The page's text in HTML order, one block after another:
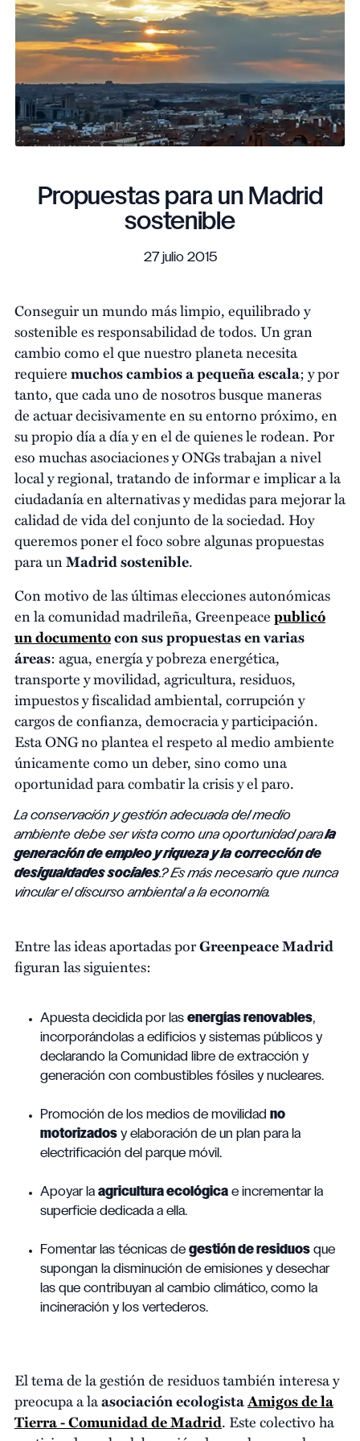
Propuestas para un Madrid
sostenible
27 julio 2015
Conseguir un mundo más limpio, equilibrado y
sostenible esresponsabilidad de todos. Un gran
cambio como el que nuestro planeta necesita
requieremuchos cambios a pequeña escala; y por
tanto, que cada uno de nosotros busque maneras
de actuar decisivamente en su entorno próximo, en
su propio día a día y en el de quienes le rodean. Por
eso muchas asociaciones y ONGs trabajan a nivel
local y regional, tratando de informar e implicar a la
ciudadanía en alternativas y medidas para mejorar la
calidad de vida del conjunto de la sociedad. Hoy
queremos poner el foco sobre algunas propuestas
para unMadrid sostenible.
Con motivo de las últimas elecciones autonómicas
en la comunidad madrileña, Greenpeacepublicó
un documentocon sus propuestas en varias
áreas: agua, energía y pobreza energética,
transporte y movilidad, agricultura, residuos,
impuestos y fiscalidad ambiental, corrupción y
cargos de confianza, democracia y participación.
Esta ONG no plantea el respeto al medio ambiente
únicamente como un deber, sino como una
oportunidad para combatir la crisis y el paro.
La conservación y gestión adecuada del medio
ambiente debe ser vista como una oportunidad parala
generación de empleo y riqueza y la corrección de
desigualdades sociales.? Es más necesario que nunca
vincular el discurso ambiental a la economía.
Entre las ideas aportadas porGreenpeace Madrid
figuran las siguientes:
Apuesta decidida por las energías renovables,
incorporándolas a edificios y sistemas públicos y
declarando la Comunidad libre de extracción y
generación con combustibles fósiles y nucleares.
Promoción de los medios de movilidad
no
motorizados y elaboración de un plan para la
electrificación del parque móvil.
Apoyar la agricultura ecológica e incrementar la
superficie dedicada a ella.
Fomentar las técnicas de gestión de residuos que
supongan la disminución de emisiones y desechar
las que contribuyan al cambio climático, como la
incineración y los vertederos.
El tema de la gestión de residuos también interesa y
preocupa a laasociación ecologistaAmigos de la
Tierra - Comunidad de Madrid. Este colectivo ha